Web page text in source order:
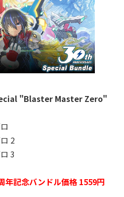
"Blaster Master Zero"
2
3
年記念バンドル価格 1559円